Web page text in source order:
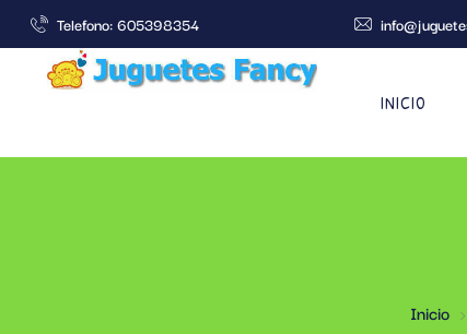
Telefono: 605398354
INICIO
Inicio